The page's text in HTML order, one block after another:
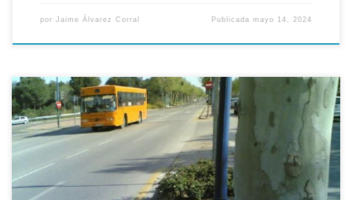
por Jaime Álvarez Corral Publicadamayo 14, 2024
La alcaldesa de Sevilla, Soledad Becerril, inauguró aquel 30
de Septiembre de 1995 las líneas de autobuses de Tussam
que prestan servicios en la Isla de la Cartuja. Tanto la alcaldesa
en aquellos años, Soledad Becerril, como la delegada del